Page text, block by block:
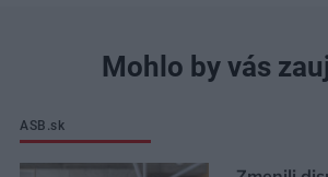
Mohlo by vás
ASB.sk